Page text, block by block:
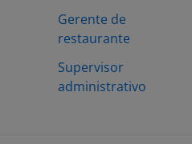
Gerente de
restaurante
Supervisor
administrativo